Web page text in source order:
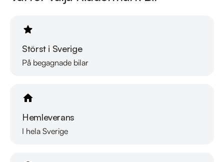
Störst i Sverige
På begagnade bilar
Hemleverans
I hela Sverige